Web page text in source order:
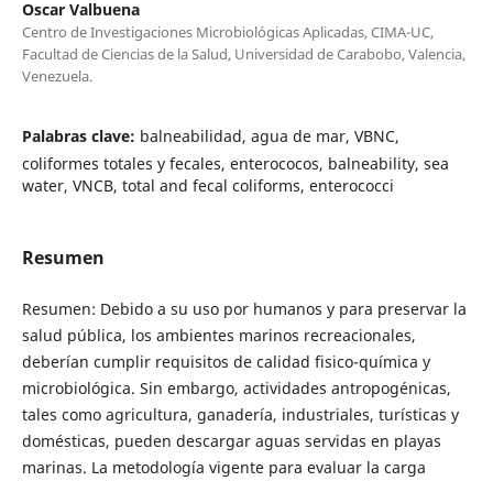
Oscar Valbuena
Centro de Investigaciones Microbiológicas Aplicadas, CIMA-UC,
Facultad de Ciencias de la Salud, Universidad de Carabobo, Valencia,
Venezuela.
Palabras clave: balneabilidad, agua de mar, VBNC,
coliformes totales y fecales, enterococos, balneability, sea
water, VNCB, total and fecal coliforms, enterococci
Resumen
Resumen: Debido a su uso por humanos y para preservar la
salud pública, los ambientes marinos recreacionales,
deberían cumplir requisitos de calidad fisico-química y
microbiológica. Sin embargo, actividades antropogénicas,
tales como agricultura, ganadería, industriales, turísticas y
domésticas, pueden descargar aguas servidas en playas
marinas. La metodología vigente para evaluar la carga